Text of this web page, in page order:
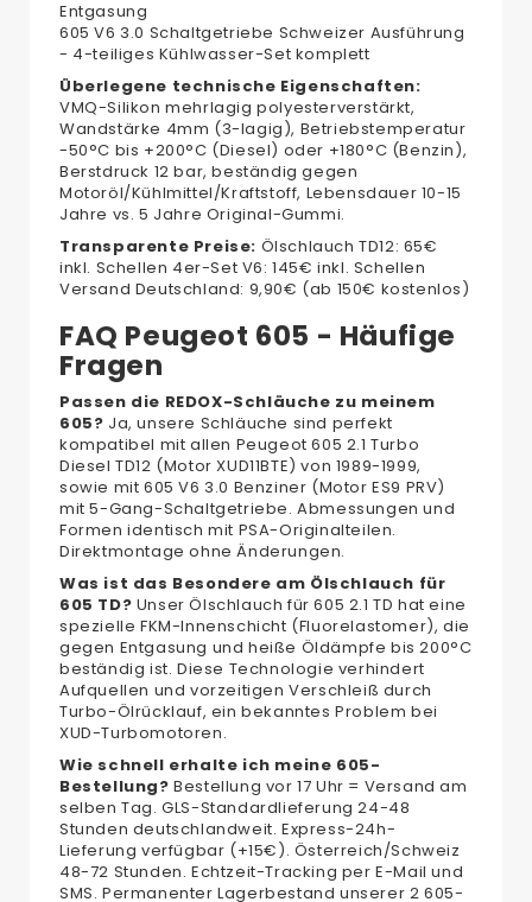
Entgasung
605 V6 3.0 Schaltgetriebe Schweizer Ausführung
- 4-teiliges Kühlwasser-Set komplett
Überlegene technische Eigenschaften:
VMQ-Silikon mehrlagig polyesterverstärkt,
Wandstärke 4mm (3-lagig), Betriebstemperatur
-50°C bis +200°C (Diesel) oder +180°C (Benzin),
Berstdruck 12 bar, beständig gegen
Motoröl/Kühlmittel/Kraftstoff, Lebensdauer 10-15
Jahre vs. 5 Jahre Original-Gummi.
Transparente Preise: Ölschlauch TD12: 65€
inkl. Schellen 4er-Set V6: 145€ inkl. Schellen
Versand Deutschland: 9,90€ (ab 150€ kostenlos)
FAQ Peugeot 605 - Häufige
Fragen
Passen die REDOX-Schläuche zu meinem
605? Ja, unsere Schläuche sind perfekt
kompatibel mit allen Peugeot 605 2.1 Turbo
Diesel TD12 (Motor XUD11BTE) von 1989-1999,
sowie mit 605 V6 3.0 Benziner (Motor ES9 PRV)
mit 5-Gang-Schaltgetriebe. Abmessungen und
Formen identisch mit PSA-Originalteilen.
Direktmontage ohne Änderungen.
Was ist das Besondere am Ölschlauch für
605 TD? Unser Ölschlauch für 605 2.1 TD hat eine
spezielle FKM-Innenschicht (Fluorelastomer), die
gegen Entgasung und heiße Öldämpfe bis 200°C
beständig ist. Diese Technologie verhindert
Aufquellen und vorzeitigen Verschleiß durch
Turbo-Ölrücklauf, ein bekanntes Problem bei
XUD-Turbomotoren.
Wie schnell erhalte ich meine 605-
Bestellung? Bestellung vor 17 Uhr = Versand am
selben Tag. GLS-Standardlieferung 24-48
Stunden deutschlandweit. Express-24h-
Lieferung verfügbar (+15€). Österreich/Schweiz
48-72 Stunden. Echtzeit-Tracking per E-Mail und
SMS. Permanenter Lagerbestand unserer 2 605-